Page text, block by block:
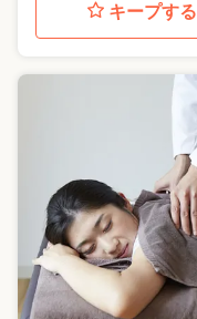
キープする